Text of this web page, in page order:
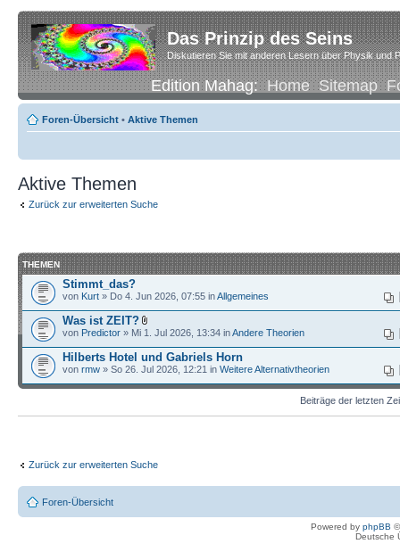
Das Prinzip des Seins
Diskutieren Sie mit anderen Lesern über Physik und
Edition Mahag:Home Sitemap
Foren-Übersicht • Aktive Themen
Aktive Themen
Zurück zur erweiterten Suche
THEMEN
Stimmt_das?
von Kurt » Do 4. Jun 2026, 07:55 inAllgemeines
Was ist ZEIT?
von Predictor » Mi 1. Jul 2026, 13:34 inAndere Theorien
Hilberts Hotel und Gabriels Horn
von rmw » So 26. Jul 2026, 12:21 in Weitere Alternativtheorien
Beiträge der letzten
Zurück zur erweiterten Suche
Foren-Übersicht
Powered by phpBB
Deutsche